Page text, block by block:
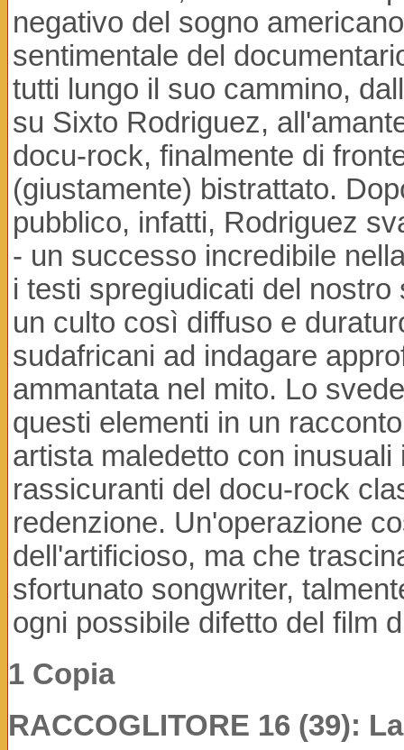
negativo del sogno
sentimentale del
tutti lungo il suo cammino,
su Sixto Rodriguez,
docu-rock, finalmente di
(giustamente) bistrattato.
pubblico, infatti, Rodriguez
- un successo incredibile
i testi spregiudicati del
un culto così diffuso e
sudafricani ad indagare
ammantata nel mito. Lo
questi elementi in un
artista maledetto con
rassicuranti del docu-rock
redenzione. Un'operazione
dell'artificioso, ma che
sfortunato songwriter,
ogni possibile difetto del film
1 Copia
RACCOGLITORE 16 (39):